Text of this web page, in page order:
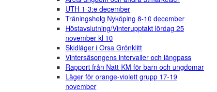
UTH 1-3:e december
Träningshelg Nyköping 8-10 december
Höstavslutning/Vinterupptakt lördag 25
november kl 10
Skidläger i Orsa Grönklitt
Vintersäsongens intervaller och långpass
Rapport från Natt-KM för barn och ungdomar
Läger för orange-violett grupp 17-19
november